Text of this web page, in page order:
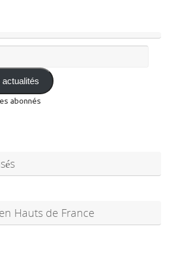
abonnés
Hauts de France